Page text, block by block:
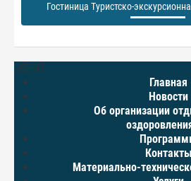
Гостиница Туристско-
МЕНЮ
Главная
Новости
Об организации
Контакты
Материально-